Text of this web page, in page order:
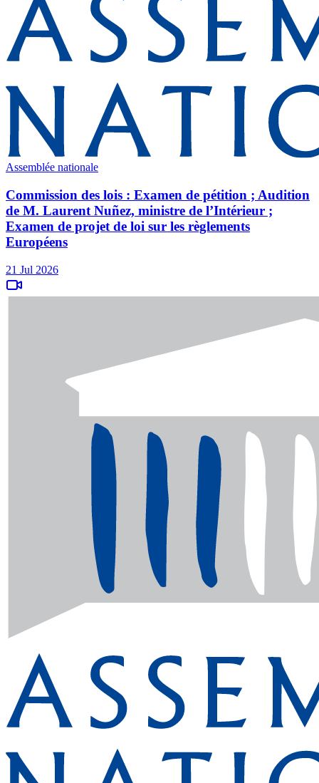
Assemblée nationale
Commission des lois : Examen de pétition ; Audition
de M. Laurent Nuñez, ministre de l’Intérieur ;
Examen de projet de loi sur les règlements
Européens
21 Jul 2026